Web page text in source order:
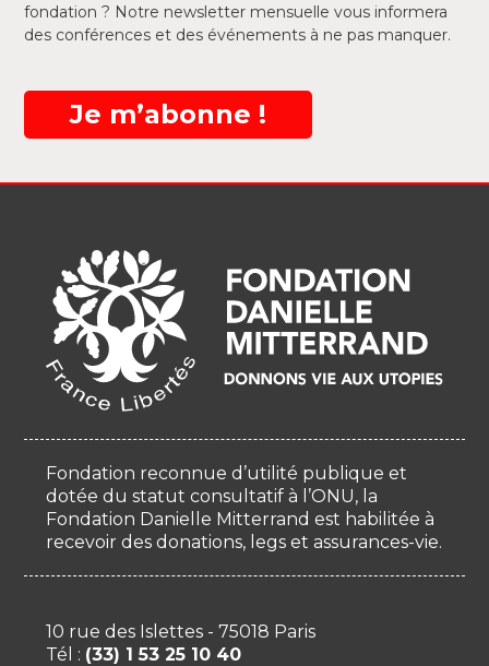
fondation ? Notre newsletter mensuelle vous informera
des conférences et des événements à ne pas manquer.
Je m’abonne !
Fondation reconnue d’utilité publique et
dotée du statut consultatif à l’ONU, la
Fondation Danielle Mitterrand est habilitée à
recevoir des donations, legs et assurances-vie.
10 rue des Islettes - 75018 Paris
Tél : (33) 1 53 25 10 40